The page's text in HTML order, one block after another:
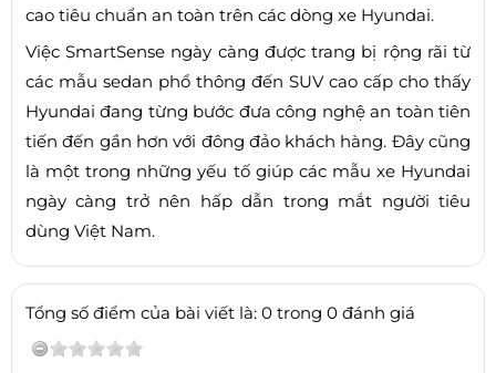
cao tiêu chuẩn an toàn trên các dòng xe Hyundai.
Việc SmartSense ngày càng được trang bị rộng rãi từ
các mẫu sedan phổ thông đến SUV cao cấp cho thấy
Hyundai đang từng bước đưa công nghệ an toàn tiên
tiến đến gần hơn với đông đảo khách hàng. Đây cũng
là một trong những yếu tố giúp các mẫu xe Hyundai
ngày càng trở nên hấp dẫn trong mắt người tiêu
dùng Việt Nam.
Tổng số điểm của bài viết là: 0 trong 0 đánh giá